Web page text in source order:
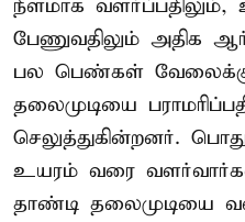
நீளமாக
பேணுவதிலும் அதிக
பல பெண்கள்
தலைமுடியை
செலுத்துகின்றனர்.
உயரம் வரை
தாண்டி தலைமுடியை